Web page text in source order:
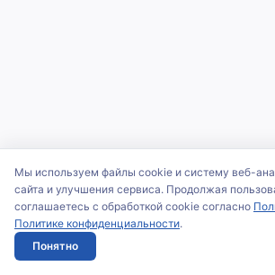
Мы используем файлы cookie и систему веб-
сайта и улучшения сервиса. Продолжая
соглашаетесь с обработкой cookie согласно
Политике конфиденциальности.
Понятно